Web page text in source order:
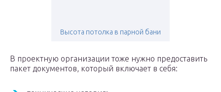
Высота потолка в парной бани
В проектную организации тоже нужно предоставить
пакет документов, который включает в себя: